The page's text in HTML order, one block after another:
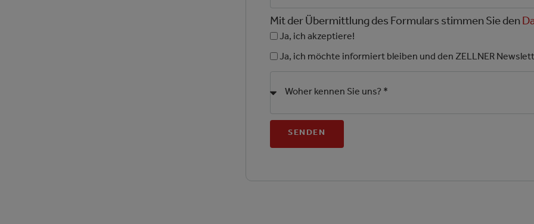
Mit der Übermittlung des Formulars stimmen Sie den
Ja, ich akzeptiere!
Ja, ich möchte informiert bleiben und den ZELLNER
SENDEN